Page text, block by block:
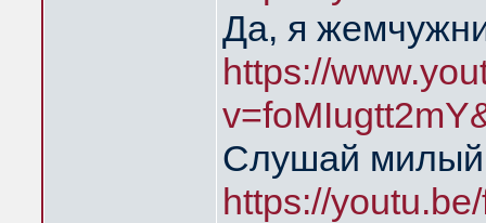
Да, я
https://
Слушай милый
https://